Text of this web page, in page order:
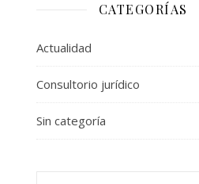
CATEGORÍAS
Actualidad
Consultorio jurídico
Sin categoría